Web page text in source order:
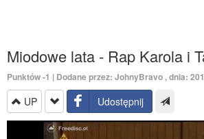
Miodowe lata - Rap Karola i
Punktów-1 | Dodane przez: JohnyBravo, dnia:
UP Udostępnij